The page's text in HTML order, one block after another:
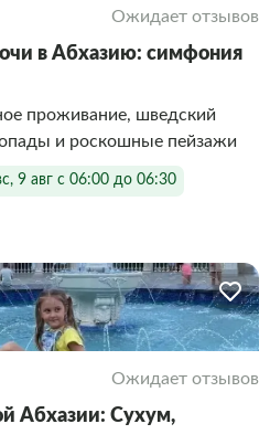
Ожидает отзывов
в Абхазию: симфония
проживание, шведский
и роскошные пейзажи
9 авг с 06:00 до 06:30
Ожидает отзывов
Абхазии: Сухум,